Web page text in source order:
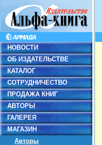
НОВОСТИ
ОБ ИЗДАТЕЛЬСТВЕ
КАТАЛОГ
СОТРУДНИЧЕСТВО
ПРОДАЖА КНИГ
АВТОРЫ
ГАЛЕРЕЯ
МАГАЗИН
Авторы